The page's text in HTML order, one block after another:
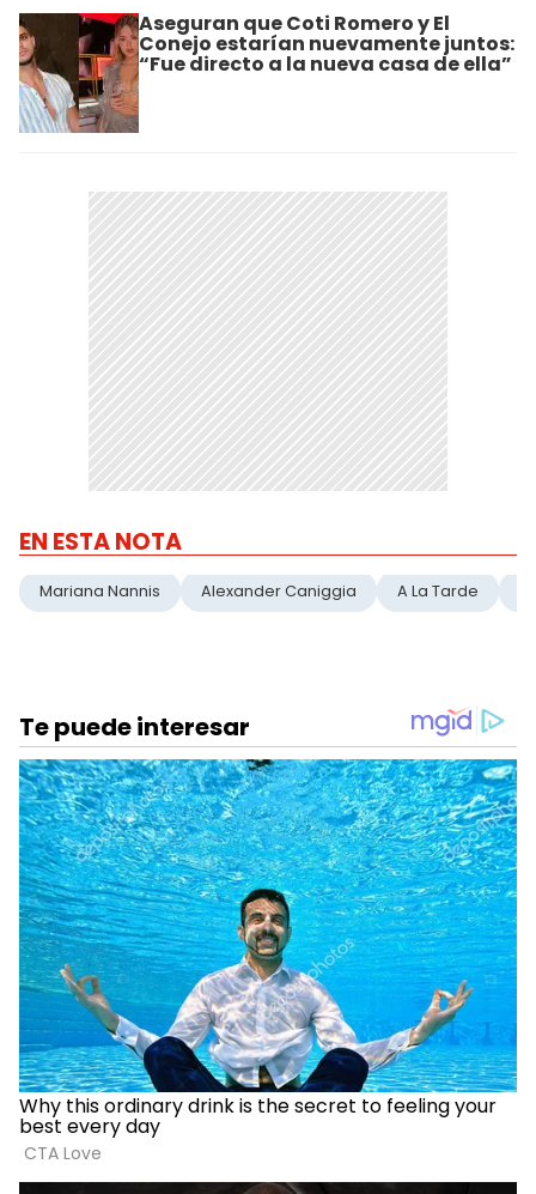
Aseguran que Coti Romero y El
Conejo estarían nuevamente juntos:
“Fue directo a la nueva casa de ella”
EN ESTA NOTA
Mariana Nannis Alexander Caniggia A La Tarde